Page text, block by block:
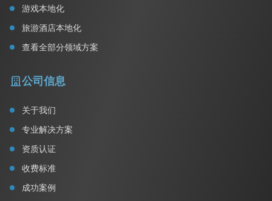
游戏本地化
旅游酒店本地化
查看全部分领域方案
公司信息
关于我们
专业解决方案
资质认证
收费标准
成功案例